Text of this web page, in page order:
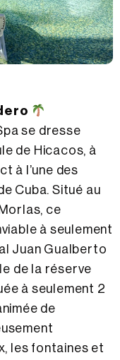
reducida
se dresse
de Hicacos, à
à l’une des
Cuba. Situé au
ce
à seulement
Juan Gualberto
de la réserve
à seulement 2
de
les fontaines et